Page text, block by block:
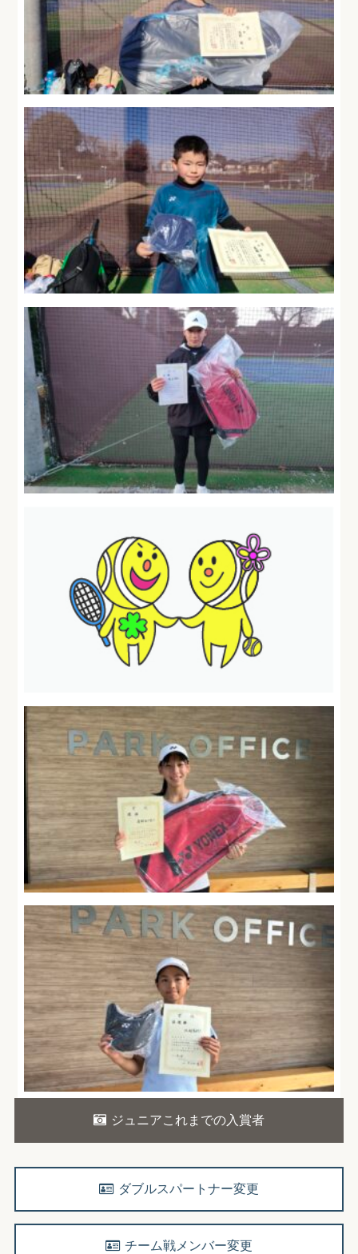
ジュニアこれまでの入賞者
ダブルスパートナー変更
チーム戦メンバー変更